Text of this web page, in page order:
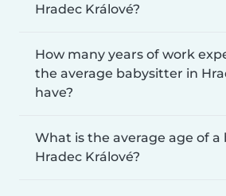
Hradec Králové?
How many years of work
the average babysitter in
have?
What is the average age of
Hradec Králové?